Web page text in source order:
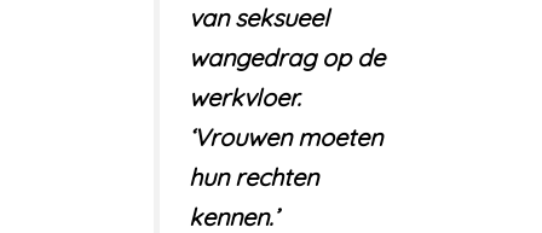
van seksueel
wangedrag op de
werkvloer.
‘Vrouwen moeten
hun rechten
kennen.’